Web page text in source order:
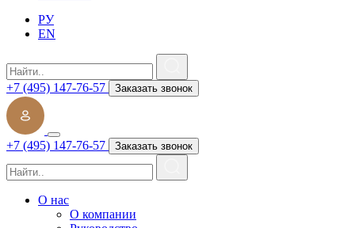
РУ
EN
+7 (495) 147-76-57 Заказать звонок
+7 (495) 147-76-57 Заказать звонок
О нас
О компании